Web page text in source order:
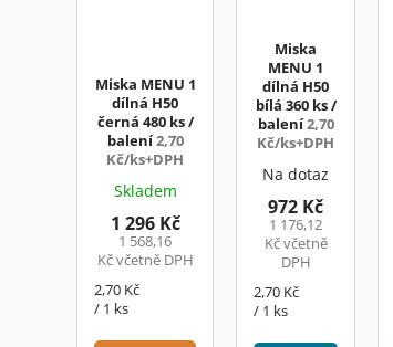
Miska MENU 1
dílná H50
černá 480 ks /
balení2,70
Kč/ks+DPH
Skladem
1 568,16
Kč včetně DPH
1 296 Kč
Měrná
cena:
2,70 Kč
/ 1 ks
Miska
MENU 1
dílná H50
bílá 360 ks /
balení2,70
Kč/ks+DPH
Na dotaz
1 176,12
Kč včetně
DPH
972 Kč
Měrná
cena:
2,70 Kč
/ 1 ks